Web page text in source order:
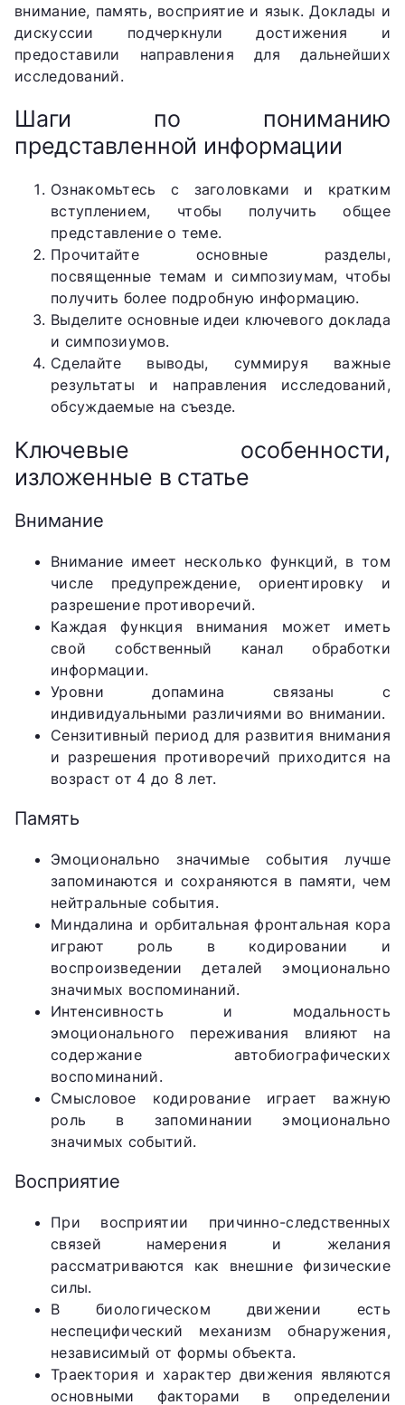
внимание, память, восприятие и язык. Доклады и
дискуссии подчеркнули достижения и
предоставили направления для дальнейших
исследований.
Шаги по пониманию
представленной информации
Ознакомьтесь с заголовками и кратким
вступлением, чтобы получить общее
представление о теме.
Прочитайте основные разделы,
посвященные темам и симпозиумам, чтобы
получить более подробную информацию.
Выделите основные идеи ключевого доклада
и симпозиумов.
Сделайте выводы, суммируя важные
результаты и направления исследований,
обсуждаемые на съезде.
Ключевые особенности,
изложенные в статье
Внимание
Внимание имеет несколько функций, в том
числе предупреждение, ориентировку и
разрешение противоречий.
Каждая функция внимания может иметь
свой собственный канал обработки
информации.
Уровни допамина связаны с
индивидуальными различиями во внимании.
Сензитивный период для развития внимания
и разрешения противоречий приходится на
возраст от 4 до 8 лет.
Память
Эмоционально значимые события лучше
запоминаются и сохраняются в памяти, чем
нейтральные события.
Миндалина и орбитальная фронтальная кора
играют роль в кодировании и
воспроизведении деталей эмоционально
значимых воспоминаний.
Интенсивность и модальность
эмоционального переживания влияют на
содержание автобиографических
воспоминаний.
Смысловое кодирование играет важную
роль в запоминании эмоционально
значимых событий.
Восприятие
При восприятии причинно-следственных
связей намерения и желания
рассматриваются как внешние физические
силы.
В биологическом движении есть
неспецифический механизм обнаружения,
независимый от формы объекта.
Траектория и характер движения являются
основными факторами в определении